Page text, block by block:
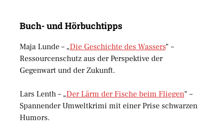
Buch- und Hörbuchtipps
Maja Lunde – „Die Geschichte des Wassers“ –
Ressourcenschutz aus der Perspektive der
Gegenwart und der Zukunft.
Lars Lenth – „Der Lärm der Fische beim Fliegen“ –
Spannender Umweltkrimi mit einer Prise schwarzen
Humors.